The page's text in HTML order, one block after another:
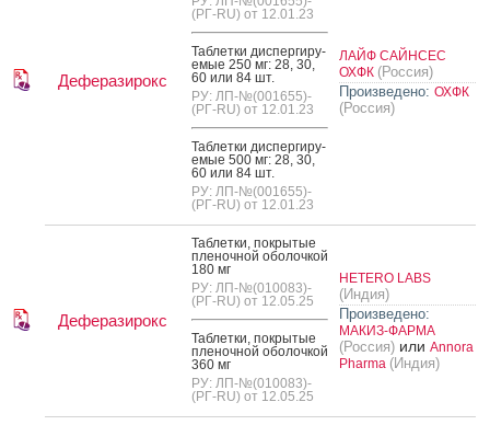
Деферазирокс
(РГ-RU) от 12.01.23
Таб­летки дис­перги­ру­
емые 250 мг: 28, 30,
60 или 84 шт.
РУ: ЛП-№(001655)-
(РГ-RU) от 12.01.23
Таб­летки дис­перги­ру­
емые 500 мг: 28, 30,
60 или 84 шт.
РУ: ЛП-№(001655)-
(РГ-RU) от 12.01.23
ЛАЙФ САЙНСЕС
ОХФК (Россия)
Произведено: ОХФК
(Россия)
Деферазирокс
Таб­летки, пок­ры­тые
пле­ноч­ной обо­лоч­кой
180 мг
РУ: ЛП-№(010083)-
(РГ-RU) от 12.05.25
Таб­летки, пок­ры­тые
пле­ноч­ной обо­лоч­кой
360 мг
РУ: ЛП-№(010083)-
(РГ-RU) от 12.05.25
HETERO LABS
(Индия)
Произведено:
МАКИЗ-ФАРМА
(Россия) или Annora
Pharma (Индия)